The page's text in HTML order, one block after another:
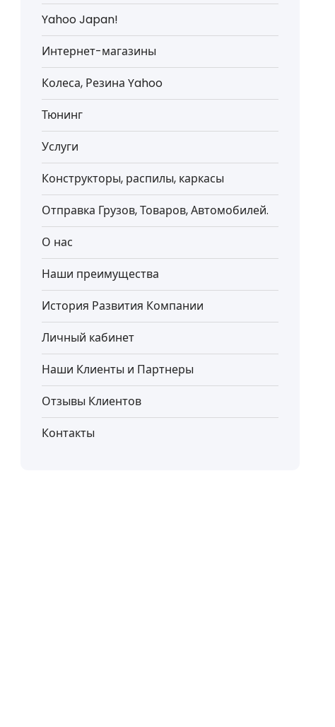
Yahoo Japan!
Интернет-магазины
Колеса, Резина Yahoo
Тюнинг
Услуги
Конструкторы, распилы, каркасы
Отправка Грузов, Товаров, Автомобилей.
О нас
Наши преимущества
История Развития Компании
Личный кабинет
Наши Клиенты и Партнеры
Отзывы Клиентов
Контакты